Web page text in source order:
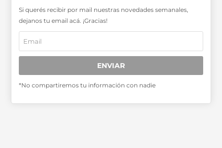
SABER MÁS >>
Miembro de la Asociación de
Entidades Periodísticas Argentinas
Si querés recibir por mail nuestras novedades semanales,
dejanos tu email acá. ¡Gracias!
ENVIAR
*No compartiremos tu información con nadie